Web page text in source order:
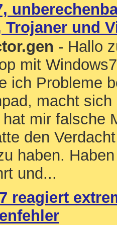
Trojaner und
- Hallo
mit
ich Probleme
macht
mir falsche
den
haben.
und...
reagiert